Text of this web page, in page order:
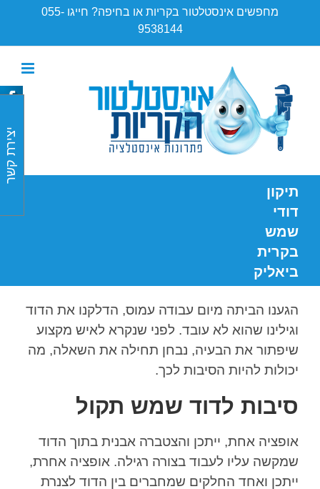
content
מחפשים אינסטלטור בקריות או בחיפה? חייגו 055-
9538144
תיקון
דודי
שמש
בקרית
ביאליק
הגענו הביתה מיום עבודה עמוס, הדלקנו את הדוד
וגילינו שהוא לא עובד. לפני שנקרא לאיש מקצוע
שיפתור את הבעיה, נבחן תחילה את השאלה, מה
יכולות להיות הסיבות לכך.
סיבות לדוד שמש תקול
אופציה אחת, ייתכן והצטברה אבנית בתוך הדוד
שמקשה עליו לעבוד בצורה רגילה. אופציה אחרת,
ייתכן ואחד החלקים שמחברים בין הדוד לצנרת
יצירת קשר